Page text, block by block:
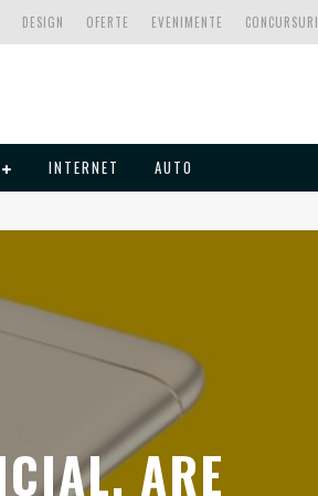
CONCURSURI
EVENIMENTE
OFERTE
DESIGN
INTERNET AUTO
ARE